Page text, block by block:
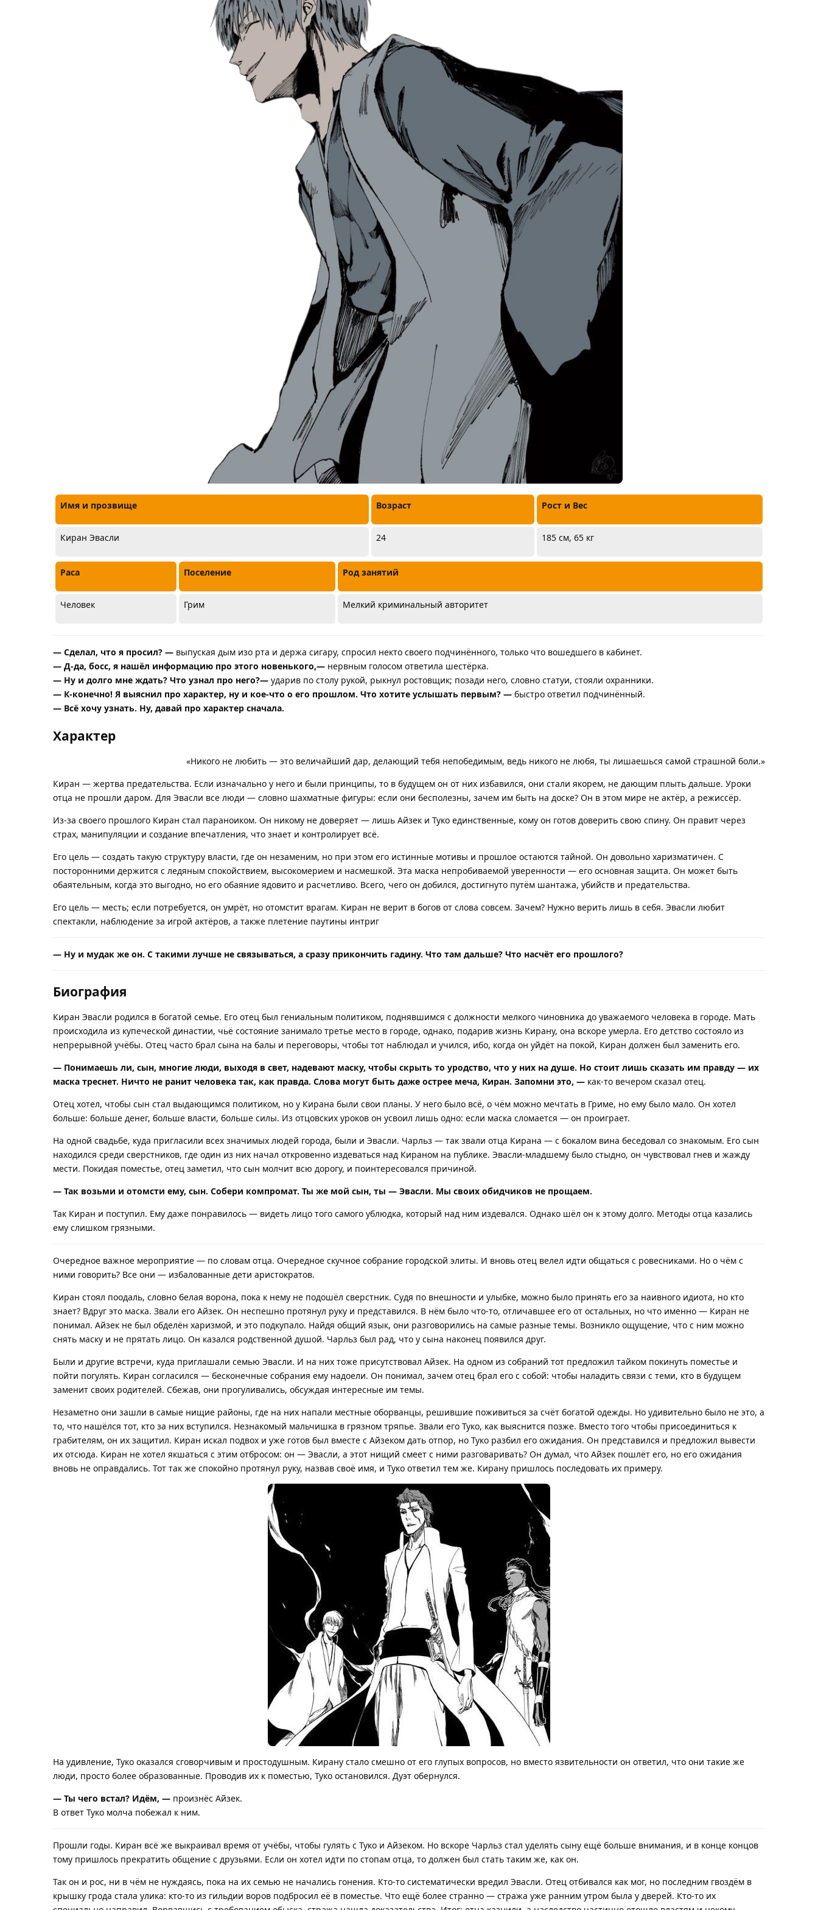
Имя и прозвище Возраст Рост и Вес
Киран Эвасли 24 185 см, 65 кг
Раса Поселение Род занятий
Человек Грим Мелкий криминальный авторитет
— Сделал, что я просил? — выпуская дым изо рта и держа сигару, спросил некто своего подчинённого, только что вошедшего в кабинет.
— Д-да, босс, я нашёл информацию про этого новенького,— нервным голосом ответила шестёрка.
— Ну и долго мне ждать? Что узнал про него?— ударив по столу рукой, рыкнул ростовщик; позади него, словно статуи, стояли охранники.
— К-конечно! Я выяснил про характер, ну и кое-что о его прошлом. Что хотите услышать первым? — быстро ответил подчинённый.
— Всё хочу узнать. Ну, давай про характер сначала.
Характер
«Никого не любить — это величайший дар, делающий тебя непобедимым, ведь никого не любя, ты лишаешься самой страшной боли.»
Киран — жертва предательства. Если изначально у него и были принципы, то в будущем он от них избавился, они стали якорем, не дающим плыть дальше. Уроки
отца не прошли даром. Для Эвасли все люди — словно шахматные фигуры: если они бесполезны, зачем им быть на доске? Он в этом мире не актёр, а режиссёр.
Из-за своего прошлого Киран стал параноиком. Он никому не доверяет — лишь Айзек и Туко единственные, кому он готов доверить свою спину. Он правит через
страх, манипуляции и создание впечатления, что знает и контролирует всё.
Его цель — создать такую структуру власти, где он незаменим, но при этом его истинные мотивы и прошлое остаются тайной. Он довольно харизматичен. С
посторонними держится с ледяным спокойствием, высокомерием и насмешкой. Эта маска непробиваемой уверенности — его основная защита. Он может быть
обаятельным, когда это выгодно, но его обаяние ядовито и расчетливо. Всего, чего он добился, достигнуто путём шантажа, убийств и предательства.
Его цель — месть; если потребуется, он умрёт, но отомстит врагам. Киран не верит в богов от слова совсем. Зачем? Нужно верить лишь в себя. Эвасли любит
спектакли, наблюдение за игрой актёров, а также плетение паутины интриг
— Ну и мудак же он. С такими лучше не связываться, а сразу прикончить гадину. Что там дальше? Что насчёт его прошлого?
Биография
Киран Эвасли родился в богатой семье. Его отец был гениальным политиком, поднявшимся с должности мелкого чиновника до уважаемого человека в городе. Мать
происходила из купеческой династии, чьё состояние занимало третье место в городе, однако, подарив жизнь Кирану, она вскоре умерла. Его детство состояло из
непрерывной учёбы. Отец часто брал сына на балы и переговоры, чтобы тот наблюдал и учился, ибо, когда он уйдёт на покой, Киран должен был заменить его.
— Понимаешь ли, сын, многие люди, выходя в свет, надевают маску, чтобы скрыть то уродство, что у них на душе. Но стоит лишь сказать им правду — их
маска треснет. Ничто не ранит человека так, как правда. Слова могут быть даже острее меча, Киран. Запомни это, — как-то вечером сказал отец.
Отец хотел, чтобы сын стал выдающимся политиком, но у Кирана были свои планы. У него было всё, о чём можно мечтать в Гриме, но ему было мало. Он хотел
больше: больше денег, больше власти, больше силы. Из отцовских уроков он усвоил лишь одно: если маска сломается — он проиграет.
На одной свадьбе, куда пригласили всех значимых людей города, были и Эвасли. Чарльз — так звали отца Кирана — с бокалом вина беседовал со знакомым. Его сын
находился среди сверстников, где один из них начал откровенно издеваться над Кираном на публике. Эвасли-младшему было стыдно, он чувствовал гнев и жажду
мести. Покидая поместье, отец заметил, что сын молчит всю дорогу, и поинтересовался причиной.
— Так возьми и отомсти ему, сын. Собери компромат. Ты же мой сын, ты — Эвасли. Мы своих обидчиков не прощаем.
Так Киран и поступил. Ему даже понравилось — видеть лицо того самого ублюдка, который над ним издевался. Однако шёл он к этому долго. Методы отца казались
ему слишком грязными.
Очередное важное мероприятие — по словам отца. Очередное скучное собрание городской элиты. И вновь отец велел идти общаться с ровесниками. Но о чём с
ними говорить? Все они — избалованные дети аристократов.
Киран стоял поодаль, словно белая ворона, пока к нему не подошёл сверстник. Судя по внешности и улыбке, можно было принять его за наивного идиота, но кто
знает? Вдруг это маска. Звали его Айзек. Он неспешно протянул руку и представился. В нём было что-то, отличавшее его от остальных, но что именно — Киран не
понимал. Айзек не был обделён харизмой, и это подкупало. Найдя общий язык, они разговорились на самые разные темы. Возникло ощущение, что с ним можно
снять маску и не прятать лицо. Он казался родственной душой. Чарльз был рад, что у сына наконец появился друг.
Были и другие встречи, куда приглашали семью Эвасли. И на них тоже присутствовал Айзек. На одном из собраний тот предложил тайком покинуть поместье и
пойти погулять. Киран согласился — бесконечные собрания ему надоели. Он понимал, зачем отец брал его с собой: чтобы наладить связи с теми, кто в будущем
заменит своих родителей. Сбежав, они прогуливались, обсуждая интересные им темы.
Незаметно они зашли в самые нищие районы, где на них напали местные оборванцы, решившие поживиться за счёт богатой одежды. Но удивительно было не это, а
то, что нашёлся тот, кто за них вступился. Незнакомый мальчишка в грязном тряпье. Звали его Туко, как выяснится позже. Вместо того чтобы присоединиться к
грабителям, он их защитил. Киран искал подвох и уже готов был вместе с Айзеком дать отпор, но Туко разбил его ожидания. Он представился и предложил вывести
их отсюда. Киран не хотел якшаться с этим отбросом: он — Эвасли, а этот нищий смеет с ними разговаривать? Он думал, что Айзек пошлёт его, но его ожидания
вновь не оправдались. Тот так же спокойно протянул руку, назвав своё имя, и Туко ответил тем же. Кирану пришлось последовать их примеру.
На удивление, Туко оказался сговорчивым и простодушным. Кирану стало смешно от его глупых вопросов, но вместо язвительности он ответил, что они такие же
люди, просто более образованные. Проводив их к поместью, Туко остановился. Дуэт обернулся.
— Ты чего встал? Идём, — произнёс Айзек.
В ответ Туко молча побежал к ним.
Прошли годы. Киран всё же выкраивал время от учёбы, чтобы гулять с Туко и Айзеком. Но вскоре Чарльз стал уделять сыну ещё больше внимания, и в конце концов
тому пришлось прекратить общение с друзьями. Если он хотел идти по стопам отца, то должен был стать таким же, как он.
Так он и рос, ни в чём не нуждаясь, пока на их семью не начались гонения. Кто-то систематически вредил Эвасли. Отец отбивался как мог, но последним гвоздём в
крышку грода стала улика: кто-то из гильдии воров подбросил её в поместье. Что ещё более странно — стража уже ранним утром была у дверей. Кто-то их